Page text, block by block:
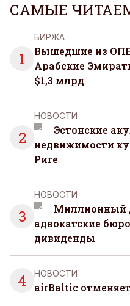
САМЫЕ
1
БИРЖА
Вышедшие из
Арабские
$1,3 млрд
2
НОВОСТИ
Эстонские
недвижимости
Риге
3
НОВОСТИ
Миллионный
адвокатские
дивиденды
4 НОВОСТИ
airBaltic